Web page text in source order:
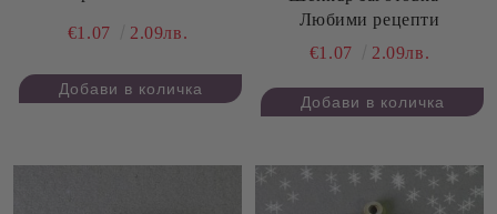
€1.07 2.09лв.
Любими рецепти
€1.07
2.09лв.